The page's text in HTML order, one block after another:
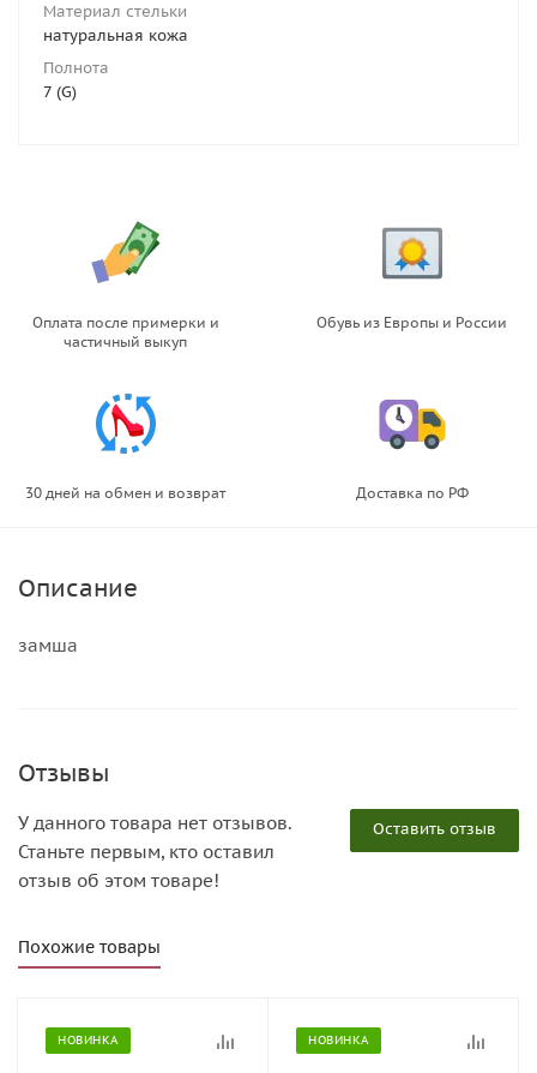
Материал стельки
натуральная кожа
Полнота
7 (G)
Оплата после примерки и
частичный выкуп
Обувь из Европы и России
30 дней на обмен и возврат Доставка по РФ
Описание
замша
Отзывы
Оставить отзыв
У данного товара нет отзывов.
Станьте первым, кто оставил
отзыв об этом товаре!
Похожие товары
НОВИНКА НОВИНКА